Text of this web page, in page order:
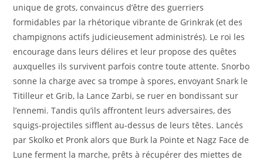
unique de grots, convaincus d’être des guerriers
formidables par la rhétorique vibrante de Grinkrak (et des
champignons actifs judicieusement administrés). Le roi les
encourage dans leurs délires et leur propose des quêtes
auxquelles ils survivent parfois contre toute attente. Snorbo
sonne la charge avec sa trompe à spores, envoyant Snark le
Titilleur et Grib, la Lance Zarbi, se ruer en bondissant sur
l’ennemi. Tandis qu’ils affrontent leurs adversaires, des
squigs-projectiles sifflent au-dessus de leurs têtes. Lancés
par Skolko et Pronk alors que Burk la Pointe et Nagz Face de
Lune ferment la marche, prêts à récupérer des miettes de